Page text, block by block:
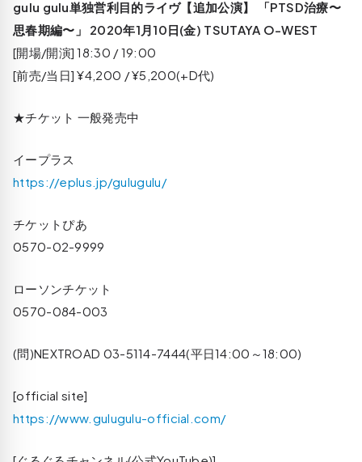
gulu gulu単独営利目的ライヴ【追加公演】 「PTSD治療〜
思春期編〜」 2020年1月10日(金) TSUTAYA O-WEST
[開場/開演] 18:30 / 19:00
[前売/当日] ¥4,200 / ¥5,200(+D代)
★チケット 一般発売中
イープラス
https://eplus.jp/gulugulu/
チケットぴあ
0570-02-9999
ローソンチケット
0570-084-003
(問)NEXTROAD 03-5114-7444(平日14:00～18:00)
[official site]
https://www.gulugulu-official.com/